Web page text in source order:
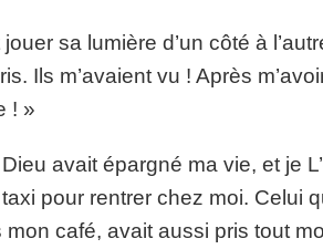
sa lumière d’un côté à
Ils m’avaient vu ! Après
! »
avait épargné ma vie, et je
pour rentrer chez moi. Celui
café, avait aussi pris tout